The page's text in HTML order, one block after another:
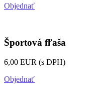
Objednať
Športová fľaša
6,00 EUR (s DPH)
Objednať